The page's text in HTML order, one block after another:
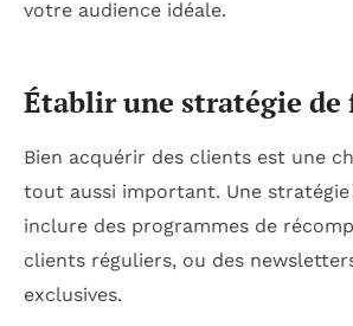
votre audience idéale.
Établir une stratégie
Bien acquérir des clients est une
tout aussi important. Une stratégie
inclure des programmes de
clients réguliers, ou des
exclusives.